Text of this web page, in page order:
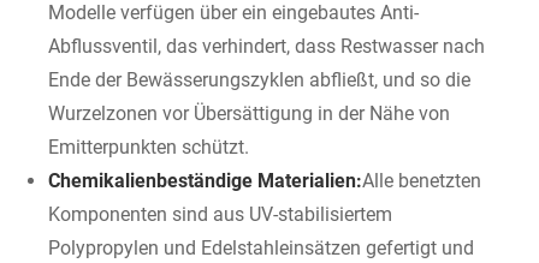
Modelle verfügen über ein eingebautes Anti-
Abflussventil, das verhindert, dass Restwasser nach
Ende der Bewässerungszyklen abfließt, und so die
Wurzelzonen vor Übersättigung in der Nähe von
Emitterpunkten schützt.
Chemikalienbeständige Materialien:Alle benetzten
Komponenten sind aus UV-stabilisiertem
Polypropylen und Edelstahleinsätzen gefertigt und